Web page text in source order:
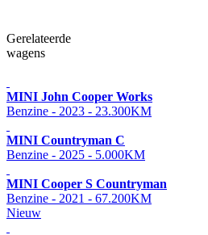
Gerelateerde
wagens
MINI John Cooper Works
Benzine - 2023 - 23.300KM
MINI Countryman C
Benzine - 2025 - 5.000KM
MINI Cooper S Countryman
Benzine - 2021 - 67.200KM
Nieuw